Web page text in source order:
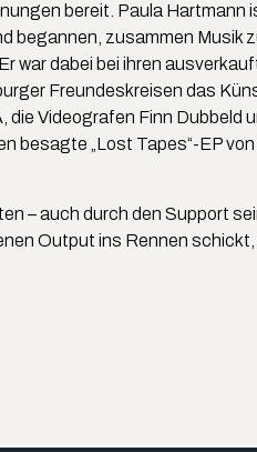
bereit. Paula Hartmann
begannen, zusammen
war dabei bei ihren
Freundeskreisen das
Videografen Finn
besagte „Lost Tapes“-EP
– auch durch den Support
Output ins Rennen